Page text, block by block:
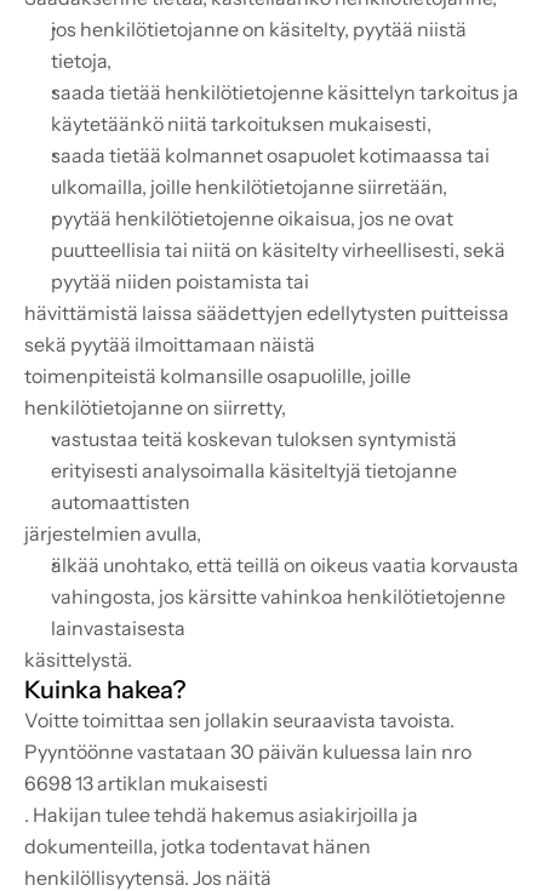
jos henkilötietojanne on käsitelty, pyytää niistä
tietoja,
saada tietää henkilötietojenne käsittelyn tarkoitus ja
käytetäänkö niitä tarkoituksen mukaisesti,
saada tietää kolmannet osapuolet kotimaassa tai
ulkomailla, joille henkilötietojanne siirretään,
pyytää henkilötietojenne oikaisua, jos ne ovat
puutteellisia tai niitä on käsitelty virheellisesti, sekä
pyytää niiden poistamista tai
hävittämistä laissa säädettyjen edellytysten puitteissa
sekä pyytää ilmoittamaan näistä
toimenpiteistä kolmansille osapuolille, joille
henkilötietojanne on siirretty,
vastustaa teitä koskevan tuloksen syntymistä
erityisesti analysoimalla käsiteltyjä tietojanne
automaattisten
järjestelmien avulla,
älkää unohtako, että teillä on oikeus vaatia korvausta
vahingosta, jos kärsitte vahinkoa henkilötietojenne
lainvastaisesta
käsittelystä.
Kuinka hakea?
Voitte toimittaa sen jollakin seuraavista tavoista.
Pyyntöönne vastataan 30 päivän kuluessa lain nro
6698 13 artiklan mukaisesti
. Hakijan tulee tehdä hakemus asiakirjoilla ja
dokumenteilla, jotka todentavat hänen
henkilöllisyytensä. Jos näitä